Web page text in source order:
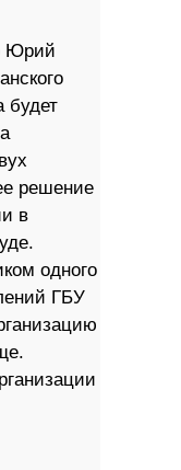
Юрий
будет
решение
в
одного
ГБУ